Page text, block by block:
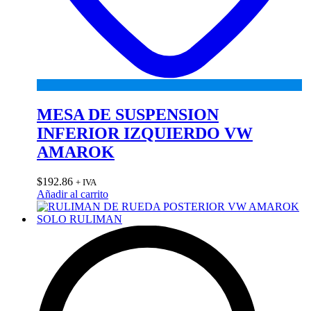
MESA DE SUSPENSION
INFERIOR IZQUIERDO VW
AMAROK
$192.86 + IVA
Añadir al carrito